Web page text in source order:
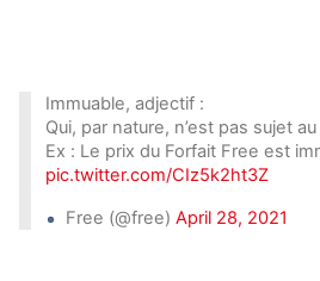
Immuable, adjectif :
Qui, par nature, n’est pas sujet
Ex : Le prix du Forfait Free est
pic.twitter.com/CIz5k2ht3Z
Free (@free) April 28, 2021